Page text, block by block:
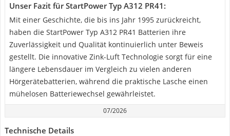
Unser Fazit für StartPower Typ A312 PR41:
Mit einer Geschichte, die bis ins Jahr 1995 zurückreicht,
haben die StartPower Typ A312 PR41 Batterien ihre
Zuverlässigkeit und Qualität kontinuierlich unter Beweis
gestellt. Die innovative Zink-Luft Technologie sorgt für eine
längere Lebensdauer im Vergleich zu vielen anderen
Hörgerätebatterien, während die praktische Lasche einen
mühelosen Batteriewechsel gewährleistet.
07/2026
Technische Details